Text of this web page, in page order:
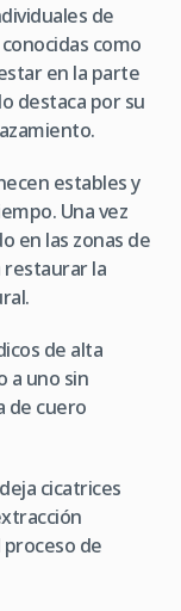
de
como
en la parte
destaca por su
estables y
Una vez
en las zonas de
restaurar la
de alta
a uno sin
de cuero
cicatrices
de